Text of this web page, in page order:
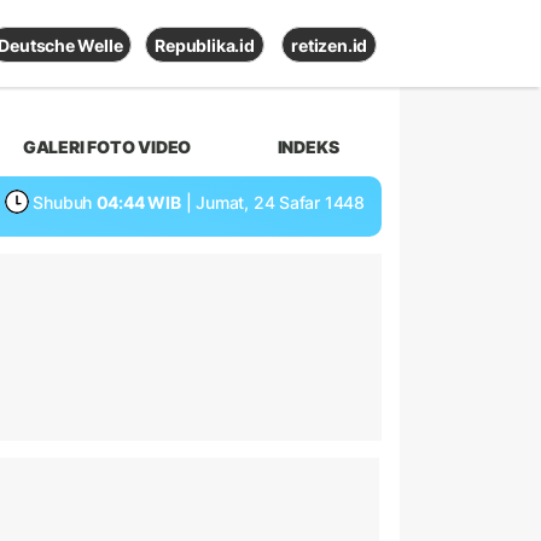
Deutsche Welle Republika.id retizen.id
GALERI FOTO VIDEO INDEKS
Shubuh 04:44 WIB | Jumat, 24 Safar 1448